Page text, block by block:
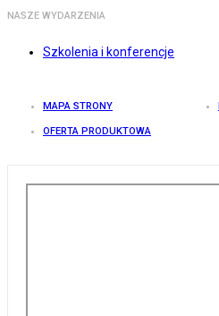
NASZE WYDARZENIA
Szkolenia i konferencje
MAPA STRONY
OFERTA PRODUKTOWA